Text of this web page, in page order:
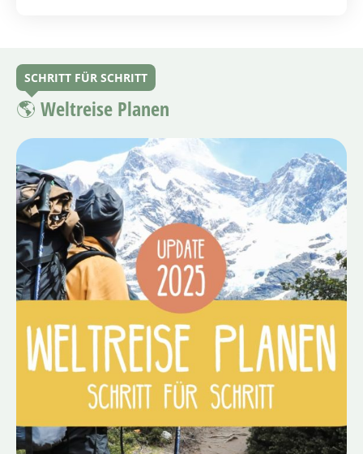
SCHRITT FÜR SCHRITT
🌎 Weltreise Planen